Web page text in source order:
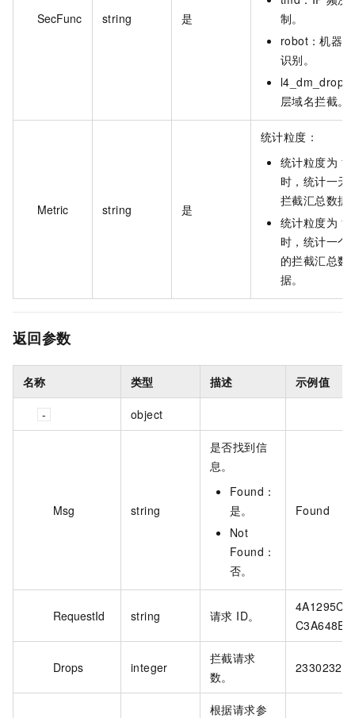
SecFunc string 是
制。
robot：机器
识别。
l4_dm_drop
层域名拦截。
Metric string 是
统计粒度：
统计粒度为 1
时，统计一天
拦截汇总数据
统计粒度为 1
时，统计一个
的拦截汇总数
据。
返回参数
名称 类型 描述 示例值
object
Msg string
是否找到信
息。
Found：
是。
Not
Found：
否。
Found
RequestId string 请求 ID。
Drops integer
拦截请求
数。
233023208
根据请求参